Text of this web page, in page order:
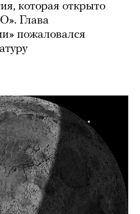
которая открыто
Глава
пожаловался